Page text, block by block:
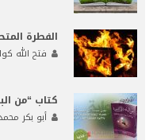
الفطرة
فتح الله
كتاب “من
أبو بكر